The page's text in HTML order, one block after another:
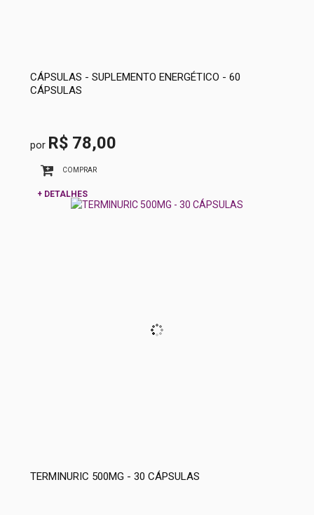
CÁPSULAS - SUPLEMENTO ENERGÉTICO - 60
CÁPSULAS
por R$ 78,00
COMPRAR
+ DETALHES
TERMINURIC 500MG - 30 CÁPSULAS